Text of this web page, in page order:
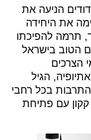
הניעה את
את היחידה
תרמה להפיכתו
הטוב בישראל
הצרכים
הגיל
בכל רחבי
עם פתיחת